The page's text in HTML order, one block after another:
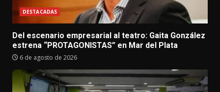
DESTACADAS
Del escenario empresarial al teatro: Gaita González
estrena “PROTAGONISTAS” en Mar del Plata
6 de agosto de 2026